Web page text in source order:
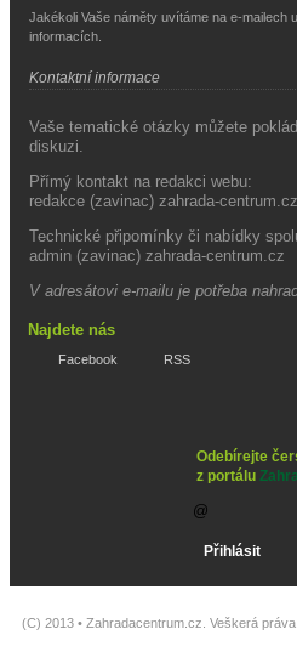
Jakékoli Vaše náměty uvítáme na e-mailech
informacích.
Kontaktní informace
Vaše tematické otázky můžete
diskuzi.
Přímý kontakt na redakci webu:
redakce (zavinac) zahrada-centrum.cz
Technické připomínky či nabídky
admin (zavinac) zahrada-centrum.cz
V adresátovi e-mailu je potřeba
Najdete nás
Facebook RSS
Odebírejte
z portálu
(C) 2013 • Zahradacentrum.cz . Veškerá